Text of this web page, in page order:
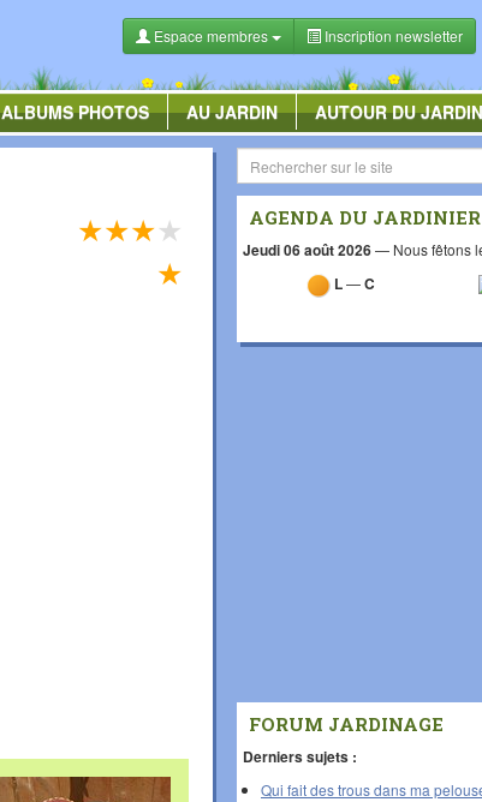
Espace membres Inscription newsletter
ALBUMSPHOTOS AU JARDIN AUTOUR DU JARDIN
★
★
★
★
★
AGENDA DU JARDINIER
Jeudi 06 août 2026— Nous fêtons
L—C
FORUM JARDINAGE
Derniers sujets :
Qui fait des trous dans ma